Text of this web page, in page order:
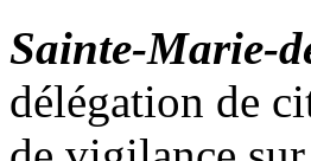
Sainte-Marie-
délégation de